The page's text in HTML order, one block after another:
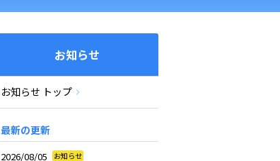
お知らせ
お知らせ トップ
最新の更新
2026/08/05 お知らせ